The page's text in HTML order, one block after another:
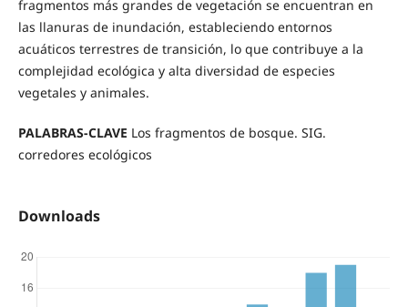
fragmentos más grandes de vegetación se encuentran en
las llanuras de inundación, estableciendo entornos
acuáticos terrestres de transición, lo que contribuye a la
complejidad ecológica y alta diversidad de especies
vegetales y animales.
PALABRAS-CLAVE Los fragmentos de bosque. SIG.
corredores ecológicos
Downloads